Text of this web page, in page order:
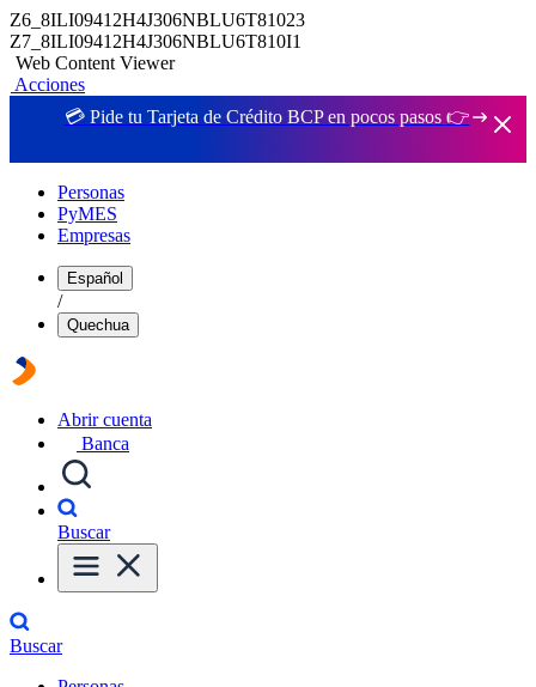
Z6_8ILI09412H4J306NBLU6T81023
Z7_8ILI09412H4J306NBLU6T810I1
Web Content Viewer
Acciones
💳 Pide tu Tarjeta de Crédito BCP en pocos pasos 👉
Personas
PyMES
Empresas
Español
/
Quechua
Abrir cuenta
Banca
Buscar
Buscar